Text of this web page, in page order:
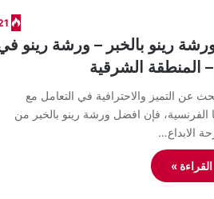
رينو بالخبر – ورشة رينو
– المنطقة الشرقية
عن التميز والاحترافية في التعامل مع
الفرنسية، فإن افضل ورشة رينو بالخبر من
الابداع…
»